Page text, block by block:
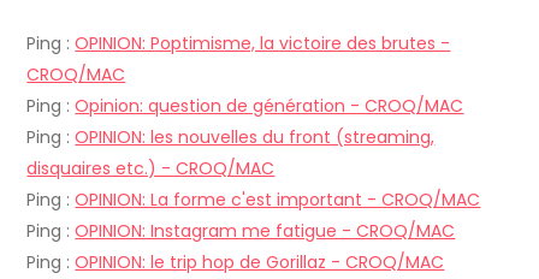
o
n
d
e
Ping :OPINION: Poptimisme, la victoire des brutes -
CROQ/MAC
Ping :Opinion: question de génération - CROQ/MAC
Ping :OPINION: les nouvelles du front (streaming,
disquaires etc.) - CROQ/MAC
Ping :OPINION: La forme c'est important - CROQ/MAC
Ping :OPINION: Instagram me fatigue - CROQ/MAC
Ping :OPINION: le trip hop de Gorillaz - CROQ/MAC